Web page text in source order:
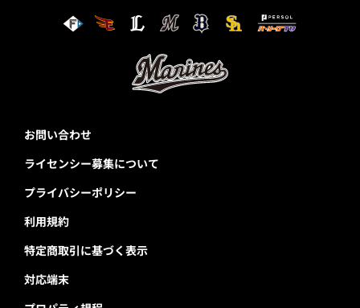
お問い合わせ
ライセンシー募集について
プライバシーポリシー
利用規約
特定商取引に基づく表示
対応端末